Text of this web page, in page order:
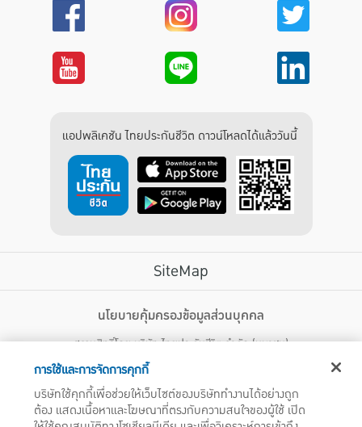
แอปพลิเคชัน ไทยประกันชีวิต ดาวน์โหลดได้แล้ววันนี้
SiteMap
ไทยประกันชีวิต HEALTH CARE SOLUTIONS
สิทธิพิเศษ
แอปพลิเคชัน ไทยประกันชีวิต
ไทยประกันชีวิตแคร์เซ็นเตอร์
ไทยประกันชีวิตเมดิแคร์
นโยบายคุ้มครองข้อมูลส่วนบุคคล
สงวนสิทธิ์โดย บริษัท ไทยประกันชีวิต จำกัด (มหาชน)
123 ถนน รัชดาภิเษก แขวงดินแดง เขตดินแดง กรุงเทพฯ 10400 โทรศัพท์ 02-
บริษัทฯ ขอแจ้งให้ผู้ใช้บริการทราบว่า บรรดาข้อความ ภาพ เสียง เนื้อหา ชื่อ ชื่อทางการค้า ส่วนประกอบใดๆ
การใช้และการจัดการคุกกี้
บริษัทใช้คุกกี้เพื่อช่วยให้เว็บไซต์ของบริษัททำงานได้อย่างถูก
ต้อง แสดงเนื้อหาและโฆษณาที่ตรงกับความสนใจของผู้ใช้ เปิด